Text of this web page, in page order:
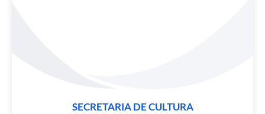
SECRETARIA DE CULTURA